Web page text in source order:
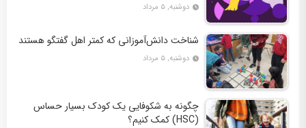
دوشنبه, ۵ مرداد
شناخت دانش‌آموزانی که کمتر اهل گفتگو هستند
دوشنبه, ۵ مرداد
چگونه به شکوفایی یک کودک بسیار حساس
(HSC) کمک کنیم؟